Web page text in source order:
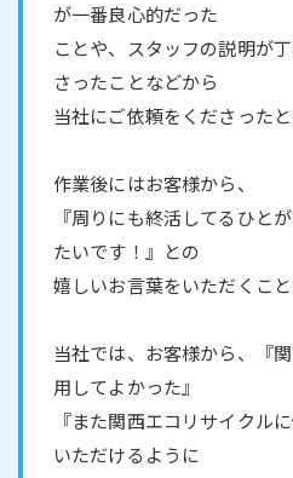
が一番良心的だった
ことや、スタッフの説明が
さったことなどから
当社にご依頼をくださった
作業後にはお客様から、
『周りにも終活してるひと
たいです！』との
嬉しいお言葉をいただくこと
当社では、お客様から、『
用してよかった』
『また関西エコリサイクル
いただけるように